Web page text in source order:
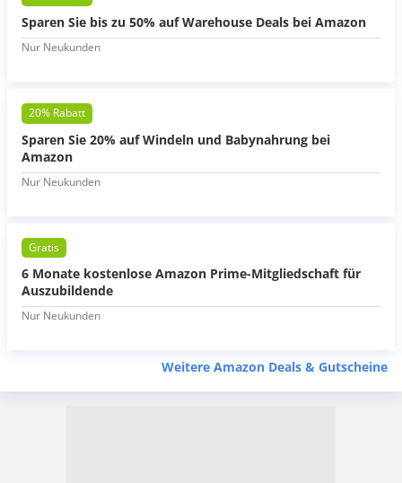
Sparen Sie bis zu 50% auf Warehouse Deals bei Amazon
Nur Neukunden
20% Rabatt
Sparen Sie 20% auf Windeln und Babynahrung bei
Amazon
Nur Neukunden
Gratis
6 Monate kostenlose Amazon Prime-Mitgliedschaft für
Auszubildende
Nur Neukunden
Weitere Amazon Deals & Gutscheine